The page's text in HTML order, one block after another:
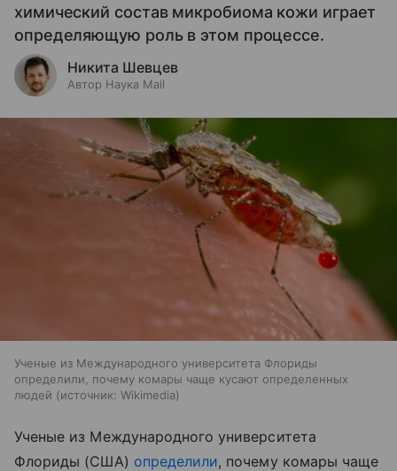
химический состав микробиома кожи играет
определяющую роль в этом процессе.
Никита Шевцев
Автор Наука Mail
Ученые из Международного университета Флориды
определили, почему комары чаще кусают определенных
людей
источник: Wikimedia
Ученые из Международного университета
Флориды (США) определили, почему комары чаще